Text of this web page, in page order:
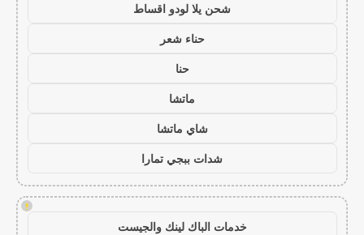
شحن يلا لودو اقساط
حناء شعر
حنا
ماتشا
شاي ماتشا
شدات ببجي تمارا
!
خدمات الباك لينك والجيست